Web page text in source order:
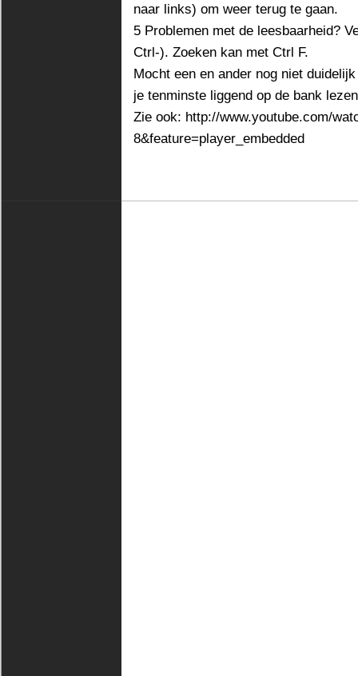
naar links) om weer terug te gaan.
5 Problemen met de leesbaarheid?
Ctrl-). Zoeken kan met Ctrl F.
Mocht een en ander nog niet
je tenminste liggend op de bank
Zie ook: http://www.youtube.com/
8&feature=player_embedded